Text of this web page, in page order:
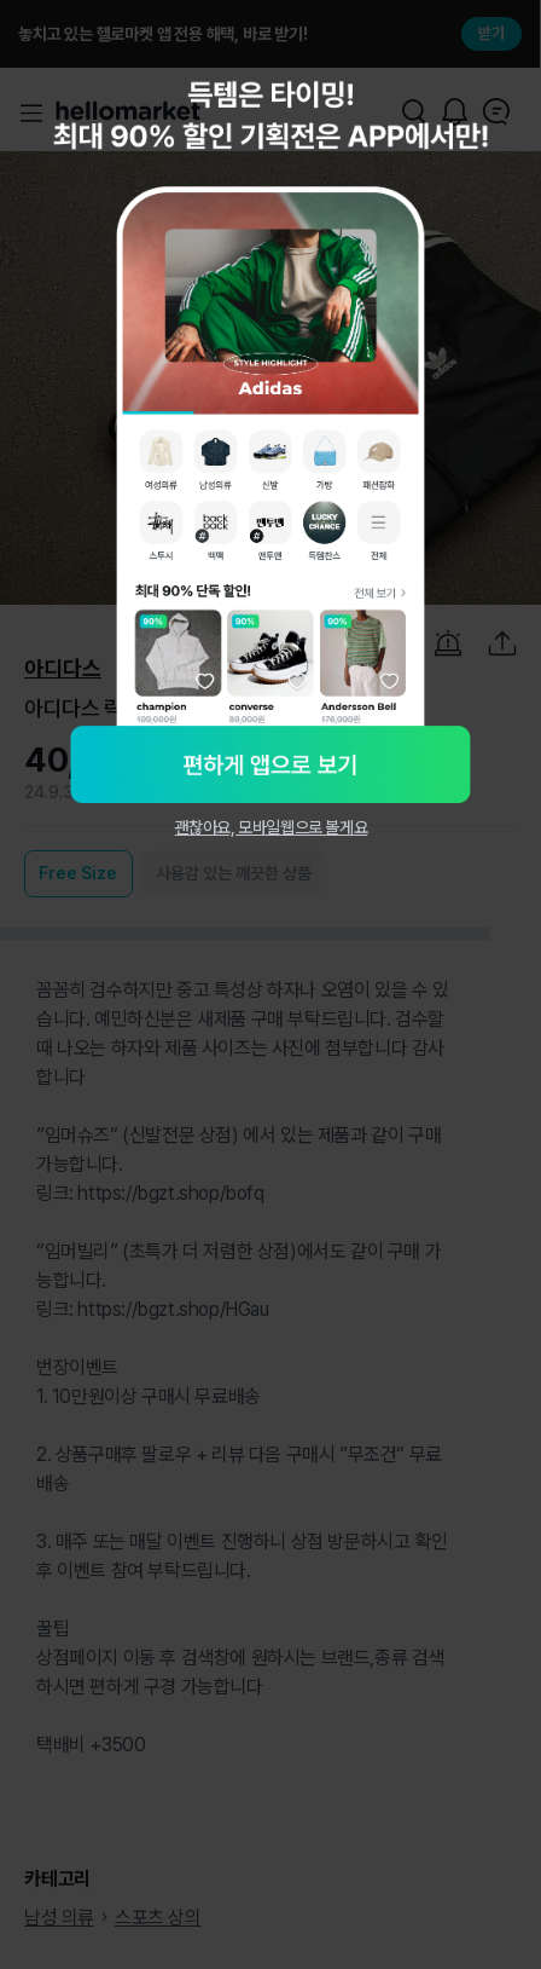
놓치고 있는 헬로마켓 앱 전용 해택, 바로 받기! 받기
1 / 3
아디다스
아디다스 락업 바람막이 m
40,000원
24.9.3
Free Size 사용감 있는 깨끗한 상품
꼼꼼히 검수하지만 중고 특성상 하자나 오염이 있을 수 있
습니다. 예민하신분은 새제품 구매 부탁드립니다. 검수할
때 나오는 하자와 제품 사이즈는 사진에 첨부합니다 감사
합니다
”임머슈즈“ (신발전문 상점) 에서 있는 제품과 같이 구매
가능합니다.
링크: https://bgzt.shop/bofq
“임머빌리” (초특가 더 저렴한 상점)에서도 같이 구매 가
능합니다.
링크: https://bgzt.shop/HGau
번장이벤트
1. 10만원이상 구매시 무료배송
2. 상품구매후 팔로우 + 리뷰 다음 구매시 ”무조건“ 무료
배송
3. 매주 또는 매달 이벤트 진행하니 상점 방문하시고 확인
후 이벤트 참여 부탁드립니다.
꿀팁
상점페이지 이동 후 검색창에 원하시는 브랜드,종류 검색
하시면 편하게 구경 가능합니다
택배비 +3500
카테고리
남성 의류
스포츠 상의
괜찮아요, 모바일웹으로 볼게요